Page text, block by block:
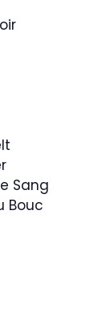
Sang
Bouc